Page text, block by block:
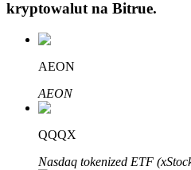
Automatyczna inwestycja
Zdobądź długoterminowy
kryptowalut na Bitrue.
AEON
AEON
QQQX
Nasdaq tokenized ETF